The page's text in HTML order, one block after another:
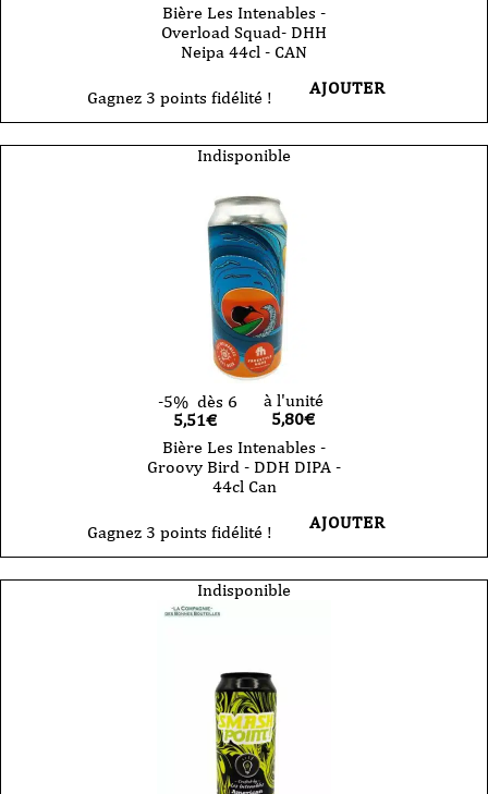
Bière Les Intenables -
Overload Squad- DHH
Neipa 44cl - CAN
Gagnez 3 points fidélité ! AJOUTER
Indisponible
-5% dès 6
5,51€
à l'unité
5,80€
Bière Les Intenables -
Groovy Bird - DDH DIPA -
44cl Can
Gagnez 3 points fidélité ! AJOUTER
Indisponible